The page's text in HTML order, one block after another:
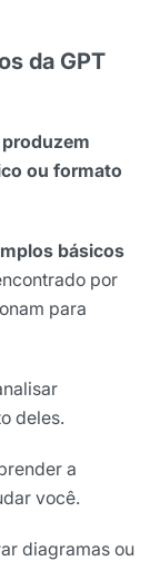
da GPT
produzem
ou formato
básicos
por
para
deles.
a
você.
diagramas ou